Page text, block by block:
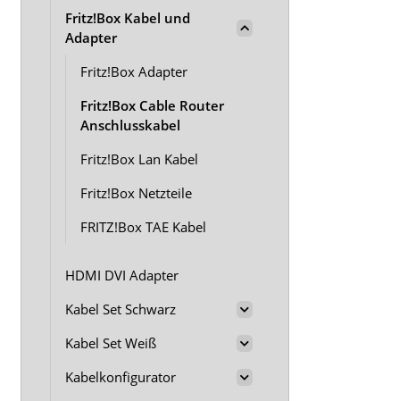
Fritz!Box Kabel und
Adapter
Fritz!Box Adapter
Fritz!Box Cable Router
Anschlusskabel
Fritz!Box Lan Kabel
Fritz!Box Netzteile
FRITZ!Box TAE Kabel
HDMI DVI Adapter
Kabel Set Schwarz
Kabel Set Weiß
Kabelkonfigurator